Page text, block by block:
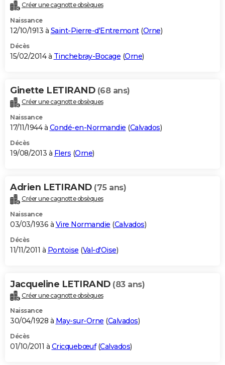
Créer une cagnotte obsèques
Naissance
12/10/1913 à Saint-Pierre-d'Entremont(Orne)
Décès
15/02/2014 à Tinchebray-Bocage (Orne)
Ginette LETIRAND (68 ans)
Créer une cagnotte obsèques
Naissance
17/11/1944 à Condé-en-Normandie (Calvados)
Décès
19/08/2013 à Flers (Orne)
Adrien LETIRAND (75 ans)
Créer une cagnotte obsèques
Naissance
03/03/1936 à Vire Normandie (Calvados)
Décès
11/11/2011 à Pontoise (Val-d'Oise)
Jacqueline LETIRAND (83 ans)
Créer une cagnotte obsèques
Naissance
30/04/1928 à May-sur-Orne (Calvados)
Décès
01/10/2011 à Cricquebœuf(Calvados)